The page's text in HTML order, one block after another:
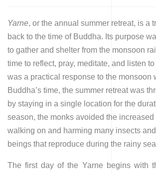
Yarne, or the annual summer retreat, is a
back to the time of Buddha. Its purpose
to gather and shelter from the monsoon
time to reflect, pray, meditate, and listen
was a practical response to the monsoon
Buddha’s time, the summer retreat was
by staying in a single location for the
season, the monks avoided the
walking on and harming many insects and
beings that reproduce during the rainy
The first day of the Yarne begins with